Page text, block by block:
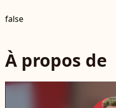
false
À propos de